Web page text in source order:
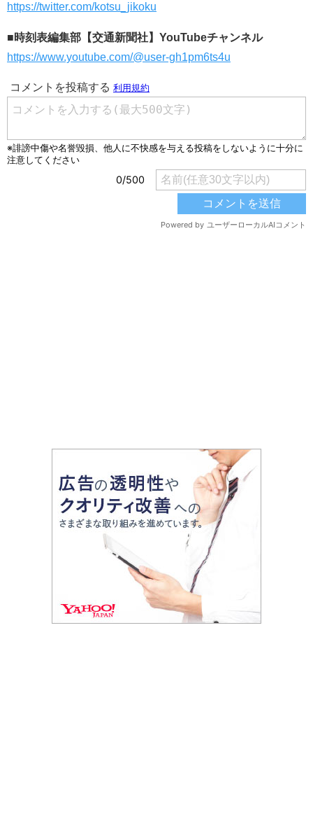
https://twitter.com/kotsu_jikoku
■時刻表編集部【交通新聞社】YouTubeチャンネル
https://www.youtube.com/@user-gh1pm6ts4u